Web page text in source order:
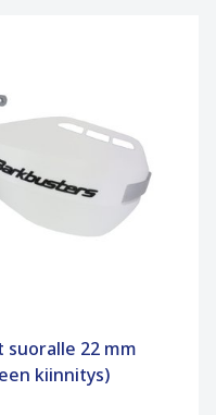
suoralle 22 mm
kiinnitys)